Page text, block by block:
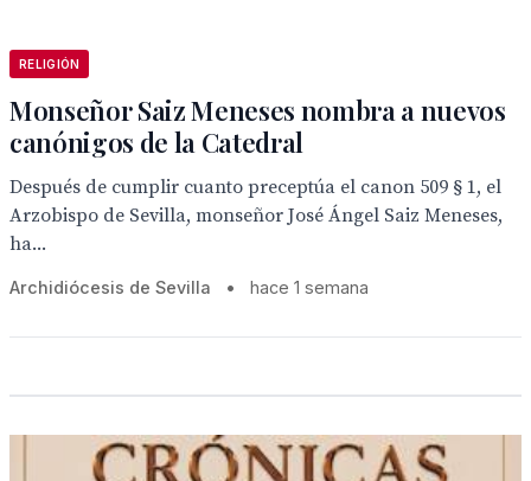
RELIGIÓN
Monseñor Saiz Meneses nombra a nuevos
canónigos de la Catedral
Después de cumplir cuanto preceptúa el canon 509 § 1, el
Arzobispo de Sevilla, monseñor José Ángel Saiz Meneses,
ha...
Archidiócesis de Sevilla • hace 1 semana